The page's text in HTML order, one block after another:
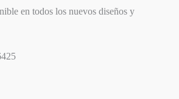
en todos los nuevos diseños y